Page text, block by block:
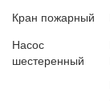
Кран пожарный
Насос
шестеренный